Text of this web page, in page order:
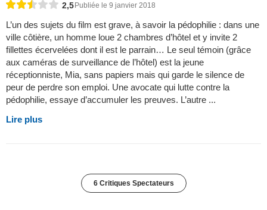
2,5 Publiée le 9 janvier 2018
L’un des sujets du film est grave, à savoir la pédophilie : dans une
ville côtière, un homme loue 2 chambres d’hôtel et y invite 2
fillettes écervelées dont il est le parrain… Le seul témoin (grâce
aux caméras de surveillance de l’hôtel) est la jeune
réceptionniste, Mia, sans papiers mais qui garde le silence de
peur de perdre son emploi. Une avocate qui lutte contre la
pédophilie, essaye d’accumuler les preuves. L’autre ...
Lire plus
6 Critiques Spectateurs